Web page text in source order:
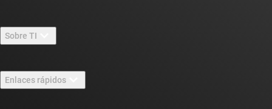
Sobre TI
Carreras laborales
Enlaces rápidos